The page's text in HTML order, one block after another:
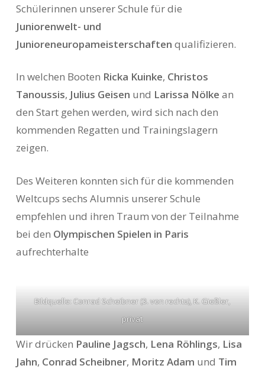
Schülerinnen unserer Schule für die
Juniorenwelt- und
Junioreneuropameisterschaften qualifizieren.
In welchen Booten Ricka Kuinke, Christos
Tanoussis, Julius Geisen und Larissa Nölke an
den Start gehen werden, wird sich nach den
kommenden Regatten und Trainingslagern
zeigen.
Des Weiteren konnten sich für die kommenden
Weltcups sechs Alumnis unserer Schule
empfehlen und ihren Traum von der Teilnahme
bei den Olympischen Spielen in Paris
aufrechterhalte
Bildquelle: Conrad Scheibner (3. von rechts), K. Gießler,
privat
Wir drücken Pauline Jagsch, Lena Röhlings, Lisa
Jahn, Conrad Scheibner, Moritz Adam und Tim